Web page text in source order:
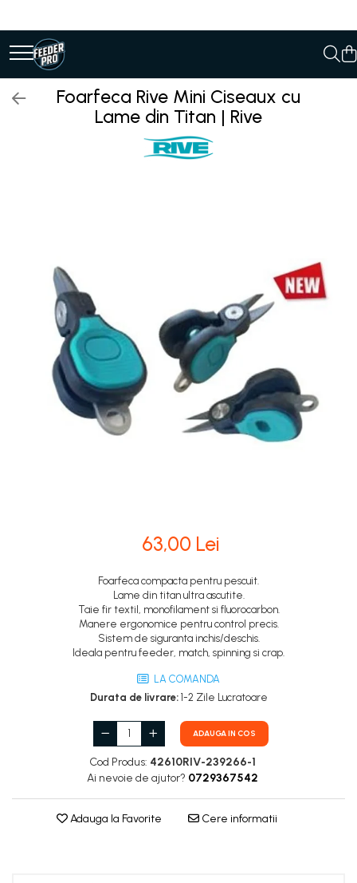
Foarfeca Rive Mini Ciseaux cu
Lame din Titan | Rive
63,00 Lei
Foarfeca compacta pentru pescuit.
Lame din titan ultra ascutite.
Taie fir textil, monofilament si fluorocarbon.
Manere ergonomice pentru control precis.
Sistem de siguranta inchis/deschis.
Ideala pentru feeder, match, spinning si crap.
LA COMANDA
Durata de livrare:1-2 Zile Lucratoare
ADAUGA IN COS
Cod Produs: 42610RIV-239266-1
Ai nevoie de ajutor? 0729367542
Adauga la Favorite Cere informatii